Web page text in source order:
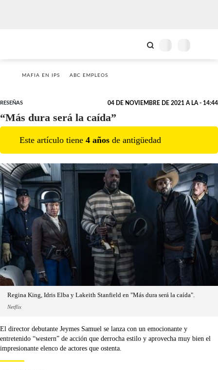
MAFIA EN IPS ABC EMPLEOS
RESEÑAS 04 DE NOVIEMBRE DE 2021 A LA - 14:44
“Más dura será la caída”
Este artículo tiene 4 años de antigüedad
Regina King, Idris Elba y Lakeith Stanfield en "Más dura será la caída".
Netflix
El director debutante Jeymes Samuel se lanza con un emocionante y
entretenido “western” de acción que derrocha estilo y aprovecha muy bien el
impresionante elenco de actores que ostenta.